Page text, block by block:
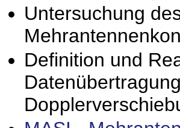
Untersuchung
Definition und